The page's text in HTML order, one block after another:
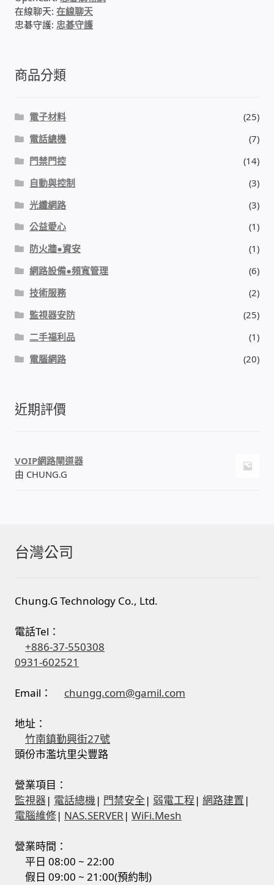
網路型門口視訊對講機
門禁安全控制
感應式門鎖、電子鎖
電梯樓層刷卡管制
停車場、社區大樓 車道管制系統
風速傳感器+PLC自動控制
mOA雲考勤 指紋、卡片、手機APP GPS打卡
智慧櫃
電子鎖 凱特安Kwikset
電子模組電路模塊
建築技術設備設置
智慧電錶、儲值、雲端 電子式電錶
充電樁
我的帳號
退款和退貨政策
在線聊天:在線聊天
忠碁守護: 忠碁守護
商品分類
電子材料
(25)
電話總機
(7)
門禁門控
(14)
自動與控制
(3)
光纖網路
(3)
公益愛心
(1)
防火牆●資安
(1)
網路設備●頻寬管理
(6)
技術服務
(2)
監視器安防
(25)
二手福利品
(1)
電腦網路
(20)
近期評價
VOIP網路閘道器
由 CHUNG.G
台灣公司
Chung.G Technology Co., Ltd.
電話Tel：
+886-37-550308
0931-602521
Email： chungg.com@gamil.com
地址：
竹南鎮勤興街27號
頭份市濫坑里尖豐路
營業項目：
監視器| 電話總機| 門禁安全 | 弱電工程 |網路建置 |
電腦維修| NAS.SERVER |WiFi.Mesh
營業時間：
平日 08:00 ~ 22:00
假日 09:00 ~ 21:00(預約制)